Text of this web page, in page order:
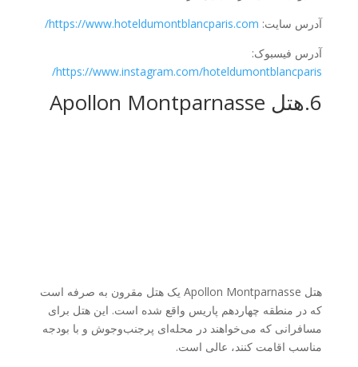
آدرس سایت: https://www.hoteldumontblancparis.com/
آدرس فیسبوک:
https://www.instagram.com/hoteldumontblancparis/
6.هتل Apollon Montparnasse
هتل Apollon Montparnasse یک هتل مقرون به صرفه است
که در منطقه چهاردهم پاریس واقع شده است. این هتل برای
مسافرانی که می‌خواهند در محله‌ای پرجنب‌وجوش و با بودجه
مناسب اقامت کنند، عالی است.